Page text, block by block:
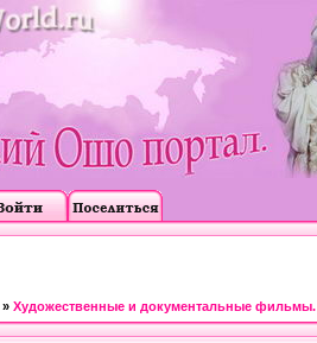
» Художественные и документальные фильмы.